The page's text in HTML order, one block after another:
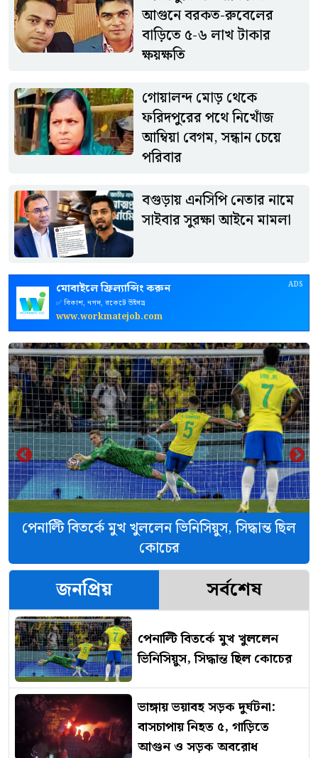
আগুনে বরকত-রুবেলের
বাড়িতে ৫-৬ লাখ টাকার
ক্ষয়ক্ষতি
গোয়ালন্দ মোড় থেকে
ফরিদপুরের পথে নিখোঁজ
আম্বিয়া বেগম, সন্ধান চেয়ে
পরিবার
বগুড়ায় এনসিপি নেতার নামে
সাইবার সুরক্ষা আইনে মামলা
ADS
মোবাইলে ফ্রিল্যান্সিং করুন
✅ বিকাশ, নগদ, রকেটে উইথড্র
www.workmatejob.com
‹
পেনাল্টি বিতর্কে মুখ খুললেন ভিনিসিয়ুস, সিদ্ধান্ত ছিল
কোচের
›
জনপ্রিয় সর্বশেষ
পেনাল্টি বিতর্কে মুখ খুললেন
ভিনিসিয়ুস, সিদ্ধান্ত ছিল কোচের
ভাঙ্গায় ভয়াবহ সড়ক দুর্ঘটনা:
বাসচাপায় নিহত ৫, গাড়িতে
আগুন ও সড়ক অবরোধ